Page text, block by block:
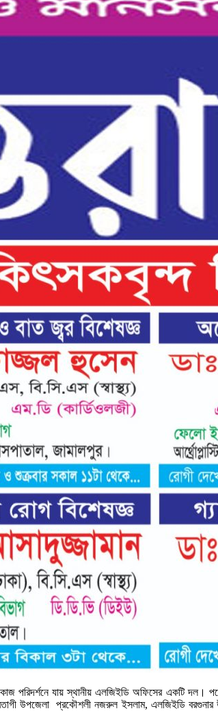
কাজ পরিদর্শনে যায় স্থানীয় এলজিইডি অফিসের একটি দল।
উপজেলা প্রকৌশলী নজরুল ইসলাম, এলজিইডি